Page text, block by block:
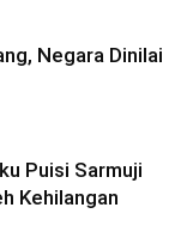
Negara Dinilai
Puisi Sarmuji
Kehilangan